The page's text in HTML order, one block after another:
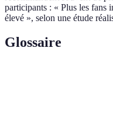
participants : « Plus les fans
élevé », selon une étude
Glossaire